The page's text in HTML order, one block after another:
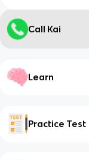
Call Kai
Learn
Practice Test